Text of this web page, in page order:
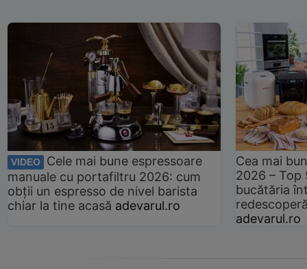
VIDEO
Cele mai bune espressoare
manuale cu portafiltru 2026: cum
obții un espresso de nivel barista
chiar la tine acasă adevarul.ro
Cea mai
2026 –
bucătăria
adevarul.ro